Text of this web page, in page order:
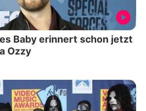
Baby erinnert schon jetzt
Ozzy